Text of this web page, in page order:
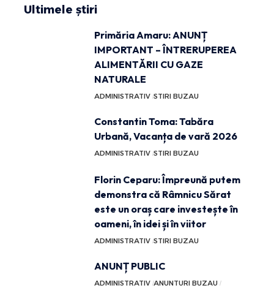
Ultimele știri
Primăria Amaru: ANUNȚ
IMPORTANT – ÎNTRERUPEREA
ALIMENTĂRII CU GAZE
NATURALE
ADMINISTRATIV STIRI BUZAU
Constantin Toma: Tabăra
Urbană, Vacanța de vară 2026
ADMINISTRATIV STIRI BUZAU
Florin Ceparu: Împreună putem
demonstra că Râmnicu Sărat
este un oraș care investește în
oameni, în idei și în viitor
ADMINISTRATIV STIRI BUZAU
ANUNȚ PUBLIC
ADMINISTRATIV ANUNTURI BUZAU